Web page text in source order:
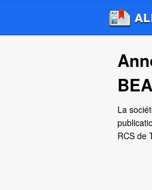
La
RCS de